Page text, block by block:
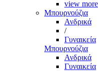
view more
Μπουρνούζια
Ανδρικά
/
Γυναικεία
Μπουρνούζια
Ανδρικά
Γυναικεία